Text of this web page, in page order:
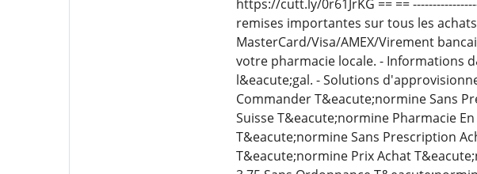
https://cutt.ly/0r61JrKG == ==
remises importantes sur tous les
MasterCard/Visa/AMEX/Virement
votre pharmacie locale. - Informations
l&eacute;gal. - Solutions
Commander T&eacute;normine Sans
Suisse T&eacute;normine Pharmacie
T&eacute;normine Sans Prescription
T&eacute;normine Prix Achat